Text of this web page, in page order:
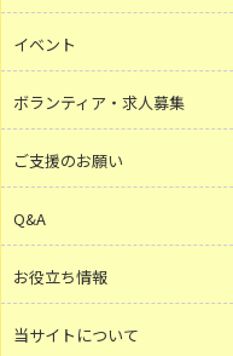
イベント
ボランティア・求人募集
ご支援のお願い
Q&A
お役立ち情報
当サイトについて